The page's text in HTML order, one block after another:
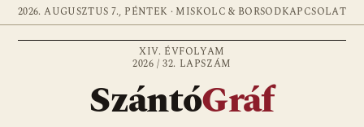
2026. AUGUSZTUS 7., PÉNTEK · MISKOLC & BORSODKAPCSOLAT
XIV. ÉVFOLYAM
2026 / 32. LAPSZÁM
SzántóGráf